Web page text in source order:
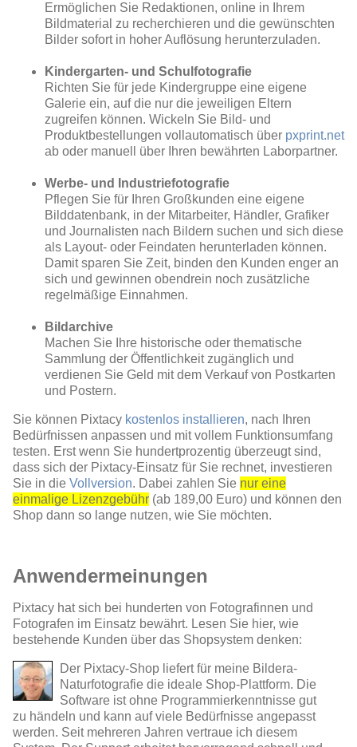
Ermöglichen Sie Redaktionen, online in Ihrem
Bildmaterial zu recherchieren und die gewünschten
Bilder sofort in hoher Auflösung herunterzuladen.
Kindergarten- und Schulfotografie
Richten Sie für jede Kindergruppe eine eigene
Galerie ein, auf die nur die jeweiligen Eltern
zugreifen können. Wickeln Sie Bild- und
Produktbestellungen vollautomatisch über pxprint.net
ab oder manuell über Ihren bewährten Laborpartner.
Werbe- und Industriefotografie
Pflegen Sie für Ihren Großkunden eine eigene
Bilddatenbank, in der Mitarbeiter, Händler, Grafiker
und Journalisten nach Bildern suchen und sich diese
als Layout- oder Feindaten herunterladen können.
Damit sparen Sie Zeit, binden den Kunden enger an
sich und gewinnen obendrein noch zusätzliche
regelmäßige Einnahmen.
Bildarchive
Machen Sie Ihre historische oder thematische
Sammlung der Öffentlichkeit zugänglich und
verdienen Sie Geld mit dem Verkauf von Postkarten
und Postern.
Sie können Pixtacy kostenlos installieren, nach Ihren
Bedürfnissen anpassen und mit vollem Funktionsumfang
testen. Erst wenn Sie hundertprozentig überzeugt sind,
dass sich der Pixtacy-Einsatz für Sie rechnet, investieren
Sie in die Vollversion. Dabei zahlen Sie nur eine
einmalige Lizenzgebühr (ab 189,00 Euro) und können den
Shop dann so lange nutzen, wie Sie möchten.
Anwendermeinungen
Pixtacy hat sich bei hunderten von Fotografinnen und
Fotografen im Einsatz bewährt. Lesen Sie hier, wie
bestehende Kunden über das Shopsystem denken:
Der Pixtacy-Shop liefert für meine Bildera-
Naturfotografie die ideale Shop-Plattform. Die
Software ist ohne Programmierkenntnisse gut
zu händeln und kann auf viele Bedürfnisse angepasst
werden. Seit mehreren Jahren vertraue ich diesem